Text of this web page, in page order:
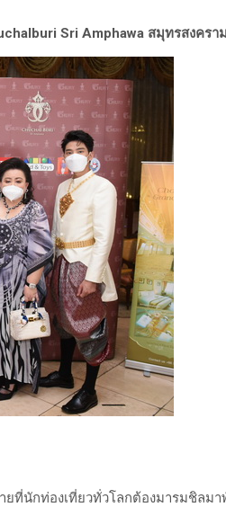
Sri Amphawa สมุทรสงคราม
ยที่นักท่องเที่ยวทั่วโลกต้องมารมชิลมา